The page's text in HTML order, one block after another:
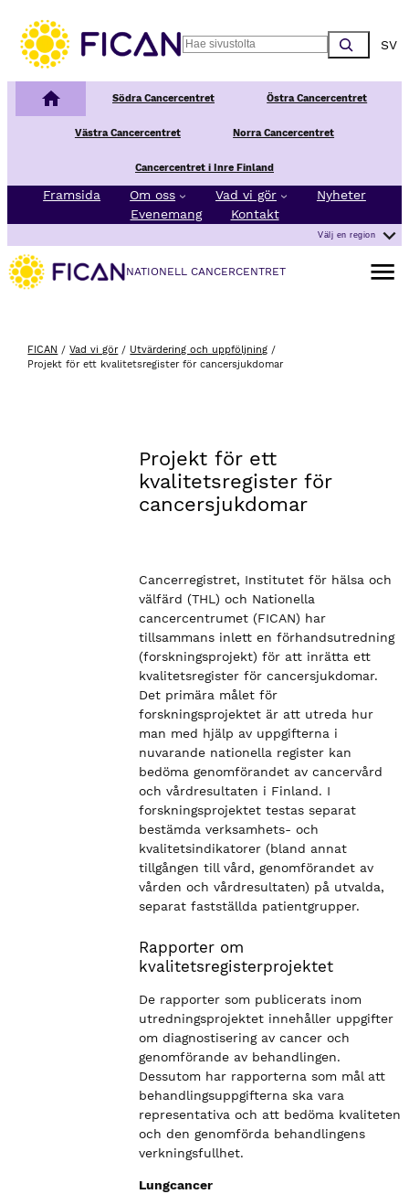
Search
Nationellt Cancercentrum
Södra Cancercentret Östra Cancercentret
Västra Cancercentret Norra Cancercentret
Cancercentret i Inre Finland
Framsida Om oss Vad vi gör
Nyheter
Evenemang
Kontakt
Välj en region
NATIONELL CANCERCENTRET
Öppna
FICAN /Vad vi gör / Utvärdering och uppföljning /
Projekt för ett kvalitetsregister för cancersjukdomar
Projekt för ett
kvalitetsregister för
cancersjukdomar
Cancerregistret, Institutet för hälsa och
välfärd (THL) och Nationella
cancercentrumet (FICAN) har
tillsammans inlett en förhandsutredning
(forskningsprojekt) för att inrätta ett
kvalitetsregister för cancersjukdomar.
Det primära målet för
forskningsprojektet är att utreda hur
man med hjälp av uppgifterna i
nuvarande nationella register kan
bedöma genomförandet av cancervård
och vårdresultaten i Finland. I
forskningsprojektet testas separat
bestämda verksamhets- och
kvalitetsindikatorer (bland annat
tillgången till vård, genomförandet av
vården och vårdresultaten) på utvalda,
separat fastställda patientgrupper.
Rapporter om
kvalitetsregisterprojektet
De rapporter som publicerats inom
utredningsprojektet innehåller uppgifter
om diagnostisering av cancer och
genomförande av behandlingen.
Dessutom har rapporterna som mål att
behandlingsuppgifterna ska vara
representativa och att bedöma kvaliteten
och den genomförda behandlingens
verkningsfullhet.
Lungcancer